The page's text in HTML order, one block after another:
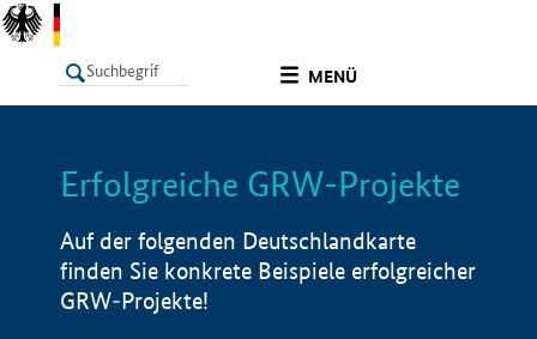
MENÜ
LISTE Info
Erfolgreiche GRW-Projekte
Auf der folgenden Deutschlandkarte
finden Sie konkrete Beispiele erfolgreicher
GRW-Projekte!